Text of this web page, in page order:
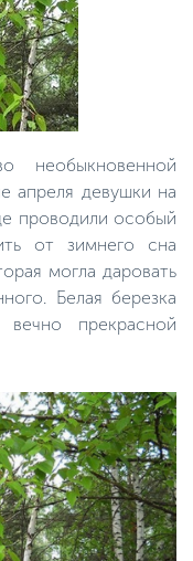
необыкновенной
апреля девушки на
проводили особый
от зимнего сна
могла даровать
Белая березка
прекрасной